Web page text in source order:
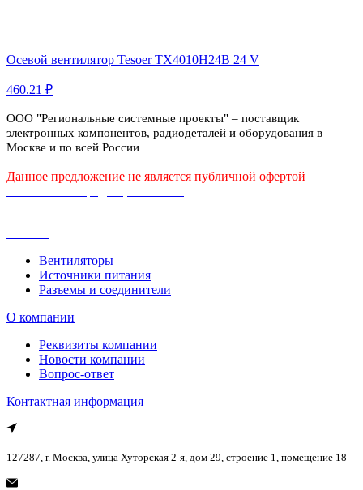
Осевой вентилятор Tesoer TX4010H24B 24 V
460.21 ₽
ООО "Региональные системные проекты" – поставщик
электронных компонентов, радиодеталей и оборудования в
Москве и по всей России
Данное предложение не является публичной офертой
Вентиляторы
Источники питания
Разъемы и соединители
О компании
Реквизиты компании
Новости компании
Вопрос-ответ
Контактная информация
127287, г. Москва, улица Хуторская 2-я, дом 29, строение 1, помещение 18